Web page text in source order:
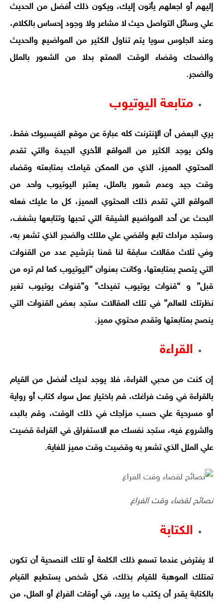
إليهم أو اجعلهم يأتون إليك، ويكون ذلك أفضل من الحديث
علي وسائل التواصل حيث لا مشاعر ولا وجود إحساس بالكلام،
وعند الجلوس سويا يتم تناول الكثير من المواضيع والحديث
والضحك وقضاء الوقت الممتع بدلا من الشعور بالملل
والضجر.
متابعة اليوتيوب
يري البعض أن الإنترنت كله عبارة عن موقع الفيسبوك فقط،
ولكن يوجد الكثير من المواقع الأخري الجيدة والتي تقدم
المحتوي المميز، الذي من الممكن قيامك بمتابعته وقضاء
وقت جيد وعدم شعور بالملل، يعتبر اليوتيوب واحد من
المواقع التي تقدم ذلك المحتوي المميز، كل ما عليك فعله
البحث عن أحد المواضيع الشيقة التي تحبها وتتابعها بشغف،
وستجد مرادك تابع واقضي علي مللك والضجر الذي تشعر به،
وفي ثلاث مقالات سابقة لنا قمنا بترشيح عدد من القنوات
التي يتصح بمتابعتها، وكانت بعنوان “اليوتيوب كما لم تره من
قبل” و “قنوات يوتيوب تفيدك” و”قنوات يوتيوب تغير
نظرتك للعالم” في تلك المقالات ستجد بعض القنوات التي
ينصح بمتابعتها وتقدم محتوي مميز.
القراءة
إن كنت من محبي القراءة، فلا يوجد لديك أفضل من القيام
بالقراءة في وقت فراغك، قم باختيار عمل سواء كتاب أو رواية
أو مسرحية علي حسب مزاجك في ذلك الوقت، وقم بالبدء
والشروع فيه، ستجد نفسك مع الاستغراق في القراءة قضيت
علي الملل الذي تشعر به وقضيت وقت مميز للغاية.
نصائح لقضاء وقت الفراغ
الكتابة
لا يفترض عندما تسمع ذلك الكلمة أو تلك النصحية أن تكون
تمتلك الموهبة للقيام بذلك، فكل شخص يستطيع القيام
بالكتابة يقدر أن يكتب ما يريد، في أوقات الفراغ أو الملل، من